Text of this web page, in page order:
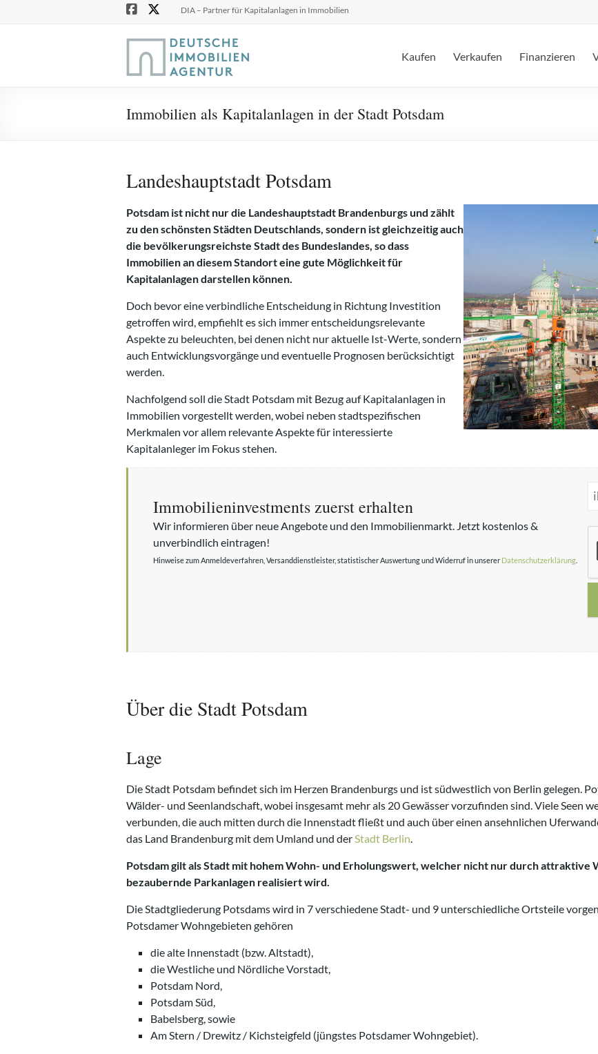
DIA – Partner für Kapitalanlagen in Immobilien
Kaufen Verkaufen Finanzieren
Immobilien als Kapitalanlagen in der Stadt Potsdam
Landeshauptstadt Potsdam
Potsdam ist nicht nur die Landeshauptstadt Brandenburgs und zählt
zu den schönsten Städten Deutschlands, sondern ist gleichzeitig auch
die bevölkerungsreichste Stadt des Bundeslandes, so dass
Immobilien an diesem Standort eine gute Möglichkeit für
Kapitalanlagen darstellen können.
Doch bevor eine verbindliche Entscheidung in Richtung Investition
getroffen wird, empfiehlt es sich immer entscheidungsrelevante
Aspekte zu beleuchten, bei denen nicht nur aktuelle Ist-Werte, sondern
auch Entwicklungsvorgänge und eventuelle Prognosen berücksichtigt
werden.
Nachfolgend soll die Stadt Potsdam mit Bezug auf Kapitalanlagen in
Immobilien vorgestellt werden, wobei neben stadtspezifischen
Merkmalen vor allem relevante Aspekte für interessierte
Kapitalanleger im Fokus stehen.
Immobilieninvestments zuerst erhalten
Wir informieren über neue Angebote und den Immobilienmarkt. Jetzt kostenlos &
unverbindlich eintragen!
Hinweise zum Anmeldeverfahren, Versanddienstleister, statistischer Auswertung und Widerruf in unserer Datenschutzerklärung
t
l
Über die Stadt Potsdam
Lage
Die Stadt Potsdam befindet sich im Herzen Brandenburgs und ist südwestlich von Berlin gelegen.
Wälder- und Seenlandschaft, wobei insgesamt mehr als 20 Gewässer vorzufinden sind. Viele Seen
verbunden, die auch mitten durch die Innenstadt fließt und auch über einen ansehnlichen
das Land Brandenburg mit dem Umland und der Stadt Berlin
Potsdam gilt als Stadt mit hohem Wohn- und Erholungswert, welcher nicht nur durch attraktive
bezaubernde Parkanlagen realisiert wird.
Die Stadtgliederung Potsdams wird in 7 verschiedene Stadt- und 9 unterschiedliche Ortsteile
Potsdamer Wohngebieten gehören
die alte Innenstadt (bzw. Altstadt),
die Westliche und Nördliche Vorstadt,
Potsdam Nord,
Potsdam Süd,
Babelsberg, sowie
Am Stern / Drewitz / Kichsteigfeld (jüngstes Potsdamer Wohngebiet).